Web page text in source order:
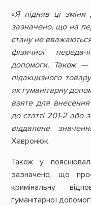
«Я підняв ці
зазначено, що на
стану не
фізичної
допомоги. Також —
підакцизного
як гуманітарну
взяте для
до статті 201-2 або
віддалене
Хавронюк.
Також у
зазначено, що
кримінальну
гуманітарної